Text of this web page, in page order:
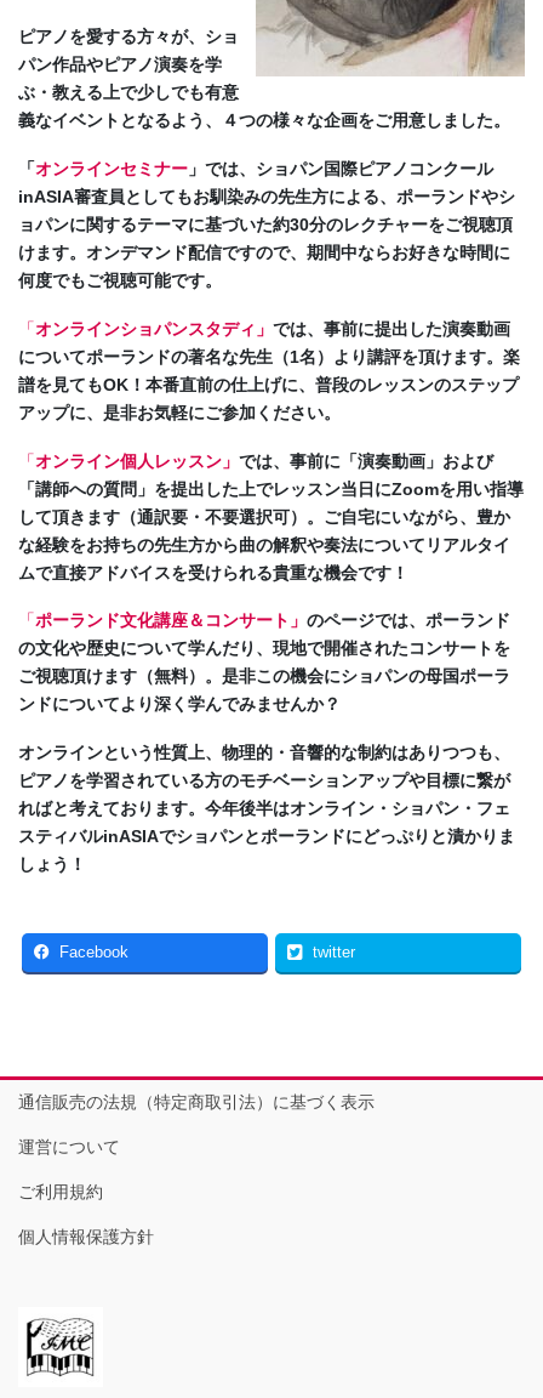
ピアノを愛する方々が、ショ
パン作品やピアノ演奏を学
ぶ・教える上で少しでも有意
義なイベントとなるよう、４つの様々な企画をご用意しました。
「オンラインセミナー 」では、ショパン国際ピアノコンクール
inASIA審査員としてもお馴染みの先生方による、ポーランドやシ
ョパンに関するテーマに基づいた約30分のレクチャーをご視聴頂
けます。オンデマンド配信ですので、期間中ならお好きな時間に
何度でもご視聴可能です。
「オンラインショパンスタディ」 では、事前に提出した演奏動画
についてポーランドの著名な先生（1名）より講評を頂けます。楽
譜を見てもOK！本番直前の仕上げに、普段のレッスンのステップ
アップに、是非お気軽にご参加ください。
「オンライン個人レッスン」 では、事前に「演奏動画」および
「講師への質問」を提出した上でレッスン当日にZoomを用い指導
して頂きます（通訳要・不要選択可）。ご自宅にいながら、豊か
な経験をお持ちの先生方から曲の解釈や奏法についてリアルタイ
ムで直接アドバイスを受けられる貴重な機会です！
「ポーランド文化講座＆コンサート」 のページでは、ポーランド
の文化や歴史について学んだり、現地で開催されたコンサートを
ご視聴頂けます（無料）。是非この機会にショパンの母国ポーラ
ンドについてより深く学んでみませんか？
オンラインという性質上、物理的・音響的な制約はありつつも、
ピアノを学習されている方のモチベーションアップや目標に繋が
ればと考えております。今年後半はオンライン・ショパン・フェ
スティバルinASIAでショパンとポーランドにどっぷりと漬かりま
しょう！
Facebook twitter
通信販売の法規（特定商取引法）に基づく表示
運営について
ご利用規約
個人情報保護方針